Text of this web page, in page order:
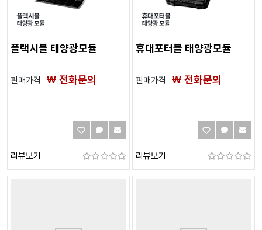
플랙시블 태양광모듈
판매가격 ₩ 전화문의
리뷰보기
휴대포터블 태양광모듈
판매가격 ₩ 전화문의
리뷰보기